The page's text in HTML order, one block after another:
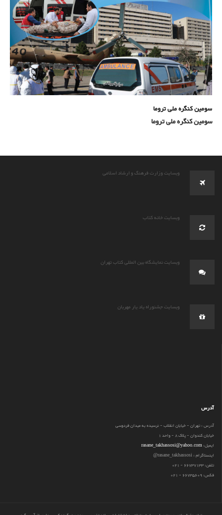
سومین کنگره ملی تروما
سومین کنگره ملی تروما
وبسایت وزارت فرهنگ و ارشاد اسلامی
وبسایت خانه کتاب
وبسایت نمایشگاه بین المللی کتاب تهران
وبسایت جشنوراه یاد یار مهربان
آدرس
آدرس : تهران - خیابان انقلاب - نرسیده به میدان فردوسی
خیابان کندوان - پلاک 8 - واحد 1
ایمیل:rasane_takhassosi@yahoo.com
اینستاگرام : rasane_takhassosi@
تلفن: 66737133 - 021
فکس: 66735609 - 021